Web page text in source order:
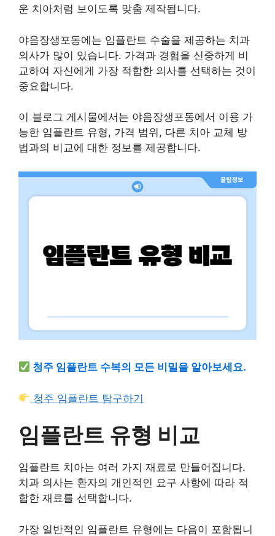
운 치아처럼 보이도록 맞춤 제작됩니다.
야음장생포동에는 임플란트 수술을 제공하는 치과
의사가 많이 있습니다. 가격과 경험을 신중하게 비
교하여 자신에게 가장 적합한 의사를 선택하는 것이
중요합니다.
이 블로그 게시물에서는 야음장생포동에서 이용 가
능한 임플란트 유형, 가격 범위, 다른 치아 교체 방
법과의 비교에 대한 정보를 제공합니다.
청주 임플란트 수복의 모든 비밀을 알아보세요.
청주 임플란트 탐구하기
임플란트 유형 비교
임플란트 치아는 여러 가지 재료로 만들어집니다.
치과 의사는 환자의 개인적인 요구 사항에 따라 적
합한 재료를 선택합니다.
가장 일반적인 임플란트 유형에는 다음이 포함됩니